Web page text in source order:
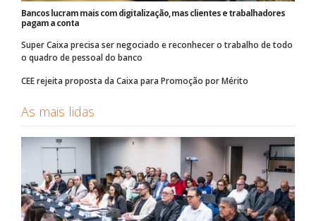
Bancos lucram mais com digitalização, mas clientes e trabalhadores
pagam a conta
Super Caixa precisa ser negociado e reconhecer o trabalho de todo
o quadro de pessoal do banco
CEE rejeita proposta da Caixa para Promoção por Mérito
As mais lidas